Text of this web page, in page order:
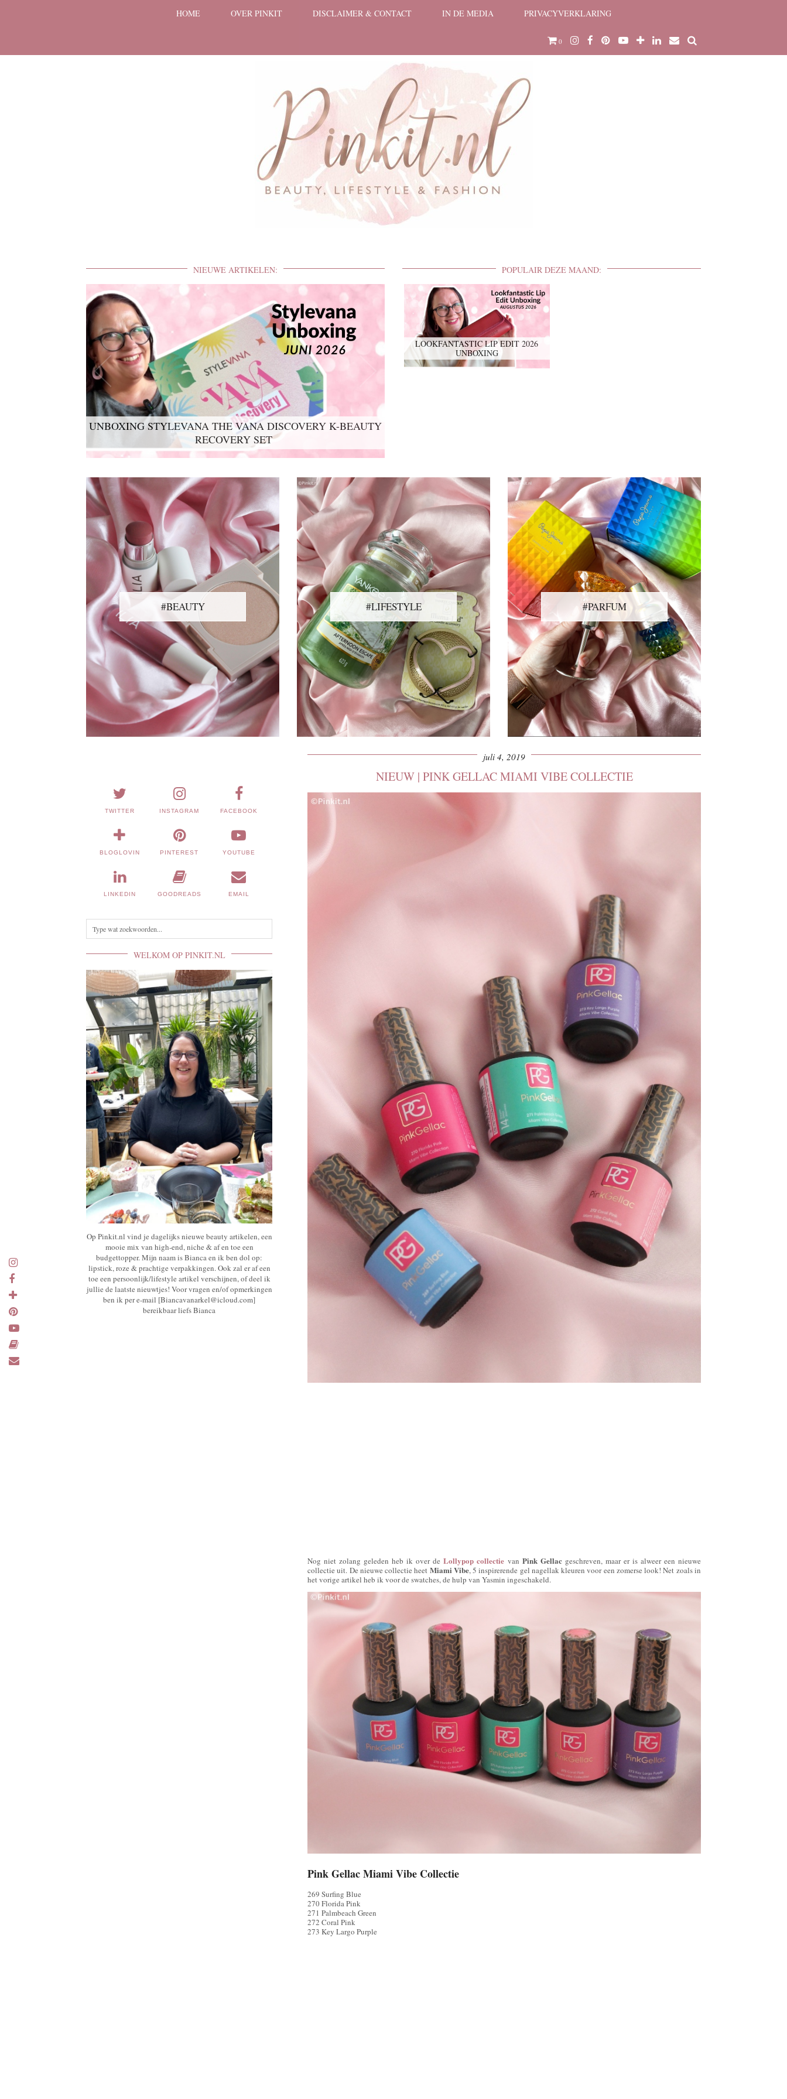
HOME OVER PINKIT DISCLAIMER & CONTACT IN DE MEDIA PRIVACYVERKLARING
0
POPULAIR DEZE MAAND:
LOOKFANTASTIC LIP EDIT 2026
UNBOXING
NIEUWE ARTIKELEN:
UNBOXING STYLEVANA THE VANA DISCOVERY K-BEAUTY
RECOVERY SET
#BEAUTY #LIFESTYLE #PARFUM
juli 4, 2019
NIEUW | PINK GELLAC MIAMI VIBE COLLECTIE
Nog niet zolang geleden heb ik over de Lollypop collectie van Pink Gellacgeschreven, maar er is alweer een nieuwe
collectie uit. De nieuwe collectie heet Miami Vibe, 5 inspirerende gel nagellak kleuren voor een zomerse look! Net zoals in
het vorige artikel heb ik voor de swatches, de hulp van Yasmin ingeschakeld.
Pink Gellac Miami Vibe Collectie
269 Surfing Blue
270 Florida Pink
271 Palmbeach Green
272 Coral Pink
273 Key Largo Purple
TWITTER INSTAGRAM FACEBOOK
BLOGLOVIN PINTEREST YOUTUBE
LINKEDIN GOODREADS EMAIL
WELKOM OP PINKIT.NL
Op Pinkit.nl vind je dagelijks nieuwe beauty artikelen, een
mooie mix van high-end, niche & af en toe een
budgettopper. Mijn naam is Bianca en ik ben dol op:
lipstick, roze & prachtige verpakkingen. Ook zal er af een
toe een persoonlijk/lifestyle artikel verschijnen, of deel ik
jullie de laatste nieuwtjes! Voor vragen en/of opmerkingen
ben ik per e-mail [Biancavanarkel@icloud.com]
bereikbaar liefs Bianca